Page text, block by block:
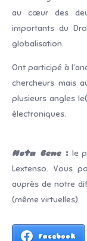
au cœur des
importants du
globalisation.
Ont participé à
chercheurs mais
plusieurs angles
électroniques.
Nota Bene: le
Lextenso. Vous
auprès de notre
(même virtuelles).
Facebook